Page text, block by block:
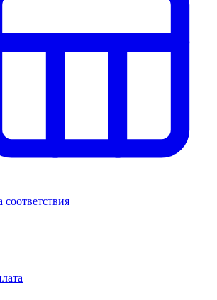
соответствия